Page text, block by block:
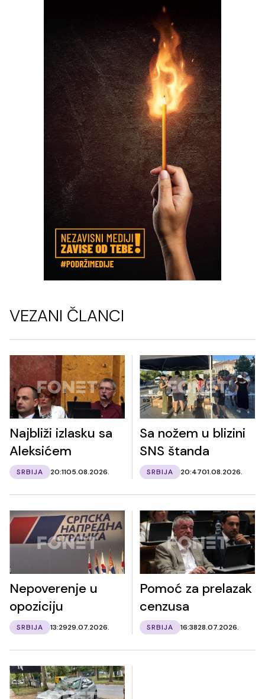
VEZANI ČLANCI
Najbliži izlasku sa
Aleksićem
SRBIJA 20:1105.08.2026.
Sa nožem u blizini
SNS štanda
SRBIJA 20:4701.08.2026.
Nepoverenje u
opoziciju
SRBIJA 13:2929.07.2026.
Pomoć za prelazak
cenzusa
SRBIJA 16:3828.07.2026.